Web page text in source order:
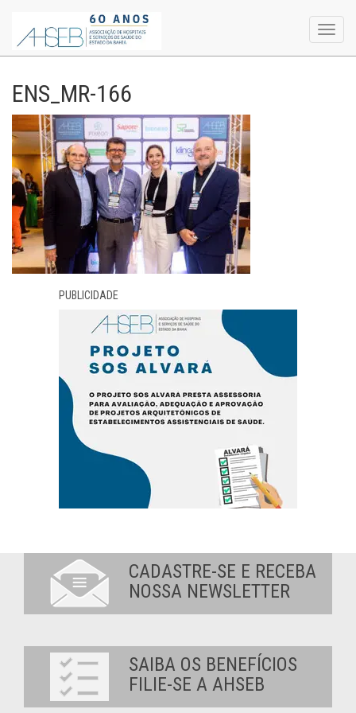
ENS_MR-166
PUBLICIDADE
CADASTRE-SE E RECEBA
NOSSA NEWSLETTER
SAIBA OS BENEFÍCIOS
FILIE-SE A AHSEB